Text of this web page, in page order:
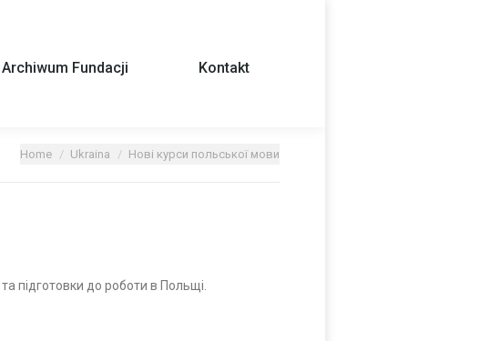
Archiwum Fundacji Kontakt
Home Ukraina Нові курси польської мови
та підготовки до роботи в Польщі.